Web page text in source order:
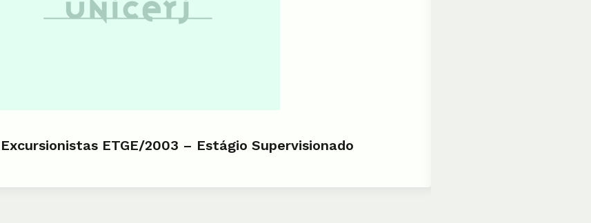
ETGE/2003 – Estágio Supervisionado